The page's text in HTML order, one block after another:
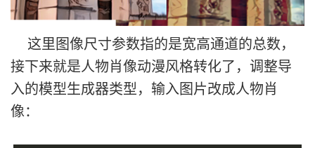
这里图像尺寸参数指的是宽高通道的总数，
接下来就是人物肖像动漫风格转化了，调整导
入的模型生成器类型，输入图片改成人物肖
像：